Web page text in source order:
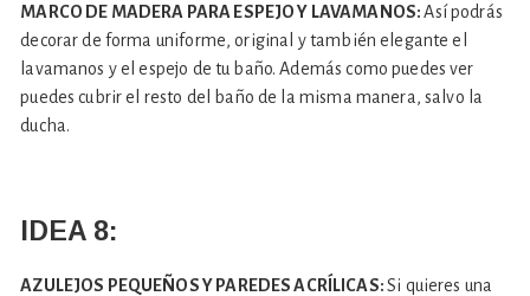
MARCO DE MADERA PARA ESPEJO Y LAVAMANOS:Así podrás
decorar de forma uniforme, original y también elegante el
lavamanos y el espejo de tu baño. Además como puedes ver
puedes cubrir el resto del baño de la misma manera, salvo la
ducha.
IDEA 8:
AZULEJOS PEQUEÑOS Y PAREDES ACRÍLICAS:Si quieres una